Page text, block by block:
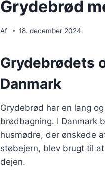
Grydebrød
Af 18. december 2024
Grydebrødets
Danmark
Grydebrød har en lang
brødbagning. I Danmark
husmødre, der ønskede
støbejern, blev brugt til
dejen.